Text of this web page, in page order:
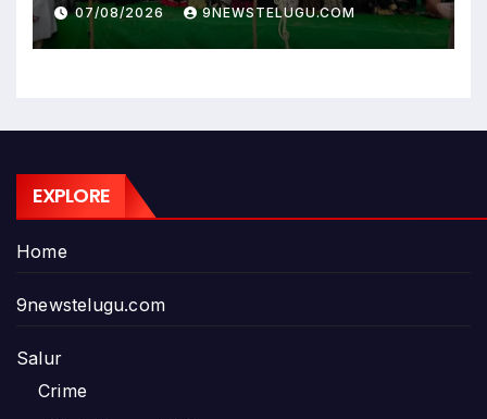
07/08/2026 9NEWSTELUGU.COM
EXPLORE
Home
9newstelugu.com
Salur
Crime